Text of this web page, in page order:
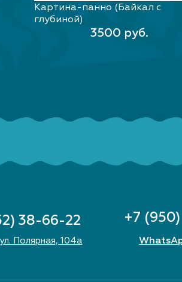
В КОРЗИНУ
Картина-панно (Байкал с
глубиной)
3500 руб.
38-66-22
Полярная, 104а
+7